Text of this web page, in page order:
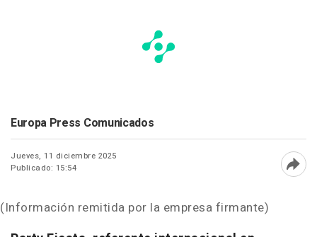
Europa Press Comunicados
Jueves, 11 diciembre 2025
Publicado: 15:54
(Información remitida por la empresa firmante)